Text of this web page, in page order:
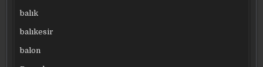
balık
balıkesir
balon